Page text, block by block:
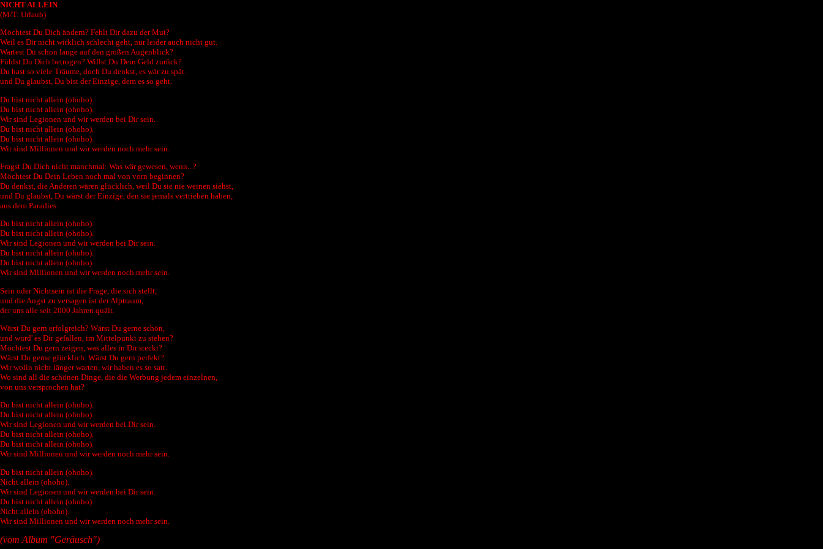
NICHT ALLEIN
(M/T: Urlaub)
Möchtest Du Dich ändern? Fehlt Dir dazu der Mut?
Weil es Dir nicht wirklich schlecht geht, nur leider auch nicht gut.
Wartest Du schon lange auf den großen Augenblick?
Fühlst Du Dich betrogen? Willst Du Dein Geld zurück?
Du hast so viele Träume, doch Du denkst, es wär zu spät.
und Du glaubst, Du bist der Einzige, dem es so geht.
Du bist nicht allein (ohoho).
Du bist nicht allein (ohoho).
Wir sind Legionen und wir werden bei Dir sein.
Du bist nicht allein (ohoho).
Du bist nicht allein (ohoho).
Wir sind Millionen und wir werden noch mehr sein.
Fragst Du Dich nicht manchmal: Was wär gewesen, wenn...?
Möchtest Du Dein Leben noch mal von vorn beginnen?
Du denkst, die Anderen wären glücklich, weil Du sie nie weinen siehst,
und Du glaubst, Du wärst der Einzige, den sie jemals vertrieben haben,
aus dem Paradies.
Du bist nicht allein (ohoho).
Du bist nicht allein (ohoho).
Wir sind Legionen und wir werden bei Dir sein.
Du bist nicht allein (ohoho).
Du bist nicht allein (ohoho).
Wir sind Millionen und wir werden noch mehr sein.
Sein oder Nichtsein ist die Frage, die sich stellt,
und die Angst zu versagen ist der Alptraum,
der uns alle seit 2000 Jahren quält.
Wärst Du gern erfolgreich? Wärst Du gerne schön,
und würd' es Dir gefallen, im Mittelpunkt zu stehen?
Möchtest Du gern zeigen, was alles in Dir steckt?
Wärst Du gerne glücklich. Wärst Du gern perfekt?
Wir wolln nicht länger warten, wir haben es so satt.
Wo sind all die schönen Dinge, die die Werbung jedem einzelnen,
von uns versprochen hat?
Du bist nicht allein (ohoho).
Du bist nicht allein (ohoho).
Wir sind Legionen und wir werden bei Dir sein.
Du bist nicht allein (ohoho).
Du bist nicht allein (ohoho).
Wir sind Millionen und wir werden noch mehr sein.
Du bist nicht allein (ohoho).
Nicht allein (ohoho).
Wir sind Legionen und wir werden bei Dir sein.
Du bist nicht allein (ohoho).
Nicht allein (ohoho).
Wir sind Millionen und wir werden noch mehr sein.
(vom Album "Geräusch")